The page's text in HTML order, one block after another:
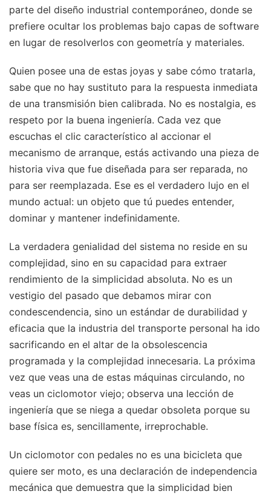
parte del diseño industrial contemporáneo, donde se
prefiere ocultar los problemas bajo capas de software
en lugar de resolverlos con geometría y materiales.
Quien posee una de estas joyas y sabe cómo tratarla,
sabe que no hay sustituto para la respuesta inmediata
de una transmisión bien calibrada. No es nostalgia, es
respeto por la buena ingeniería. Cada vez que
escuchas el clic característico al accionar el
mecanismo de arranque, estás activando una pieza de
historia viva que fue diseñada para ser reparada, no
para ser reemplazada. Ese es el verdadero lujo en el
mundo actual: un objeto que tú puedes entender,
dominar y mantener indefinidamente.
La verdadera genialidad del sistema no reside en su
complejidad, sino en su capacidad para extraer
rendimiento de la simplicidad absoluta. No es un
vestigio del pasado que debamos mirar con
condescendencia, sino un estándar de durabilidad y
eficacia que la industria del transporte personal ha ido
sacrificando en el altar de la obsolescencia
programada y la complejidad innecesaria. La próxima
vez que veas una de estas máquinas circulando, no
veas un ciclomotor viejo; observa una lección de
ingeniería que se niega a quedar obsoleta porque su
base física es, sencillamente, irreprochable.
Un ciclomotor con pedales no es una bicicleta que
quiere ser moto, es una declaración de independencia
mecánica que demuestra que la simplicidad bien